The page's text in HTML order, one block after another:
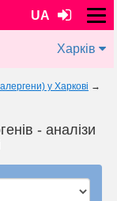
UA
Харків
у Харкові →
- аналізи